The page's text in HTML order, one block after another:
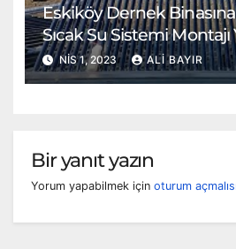
Eskiköy Dernek
Sıcak Su Sistemi Montajı
NIS 1, 2023 ALI BAYIR
Bir yanıt yazın
Yorum yapabilmek için oturum